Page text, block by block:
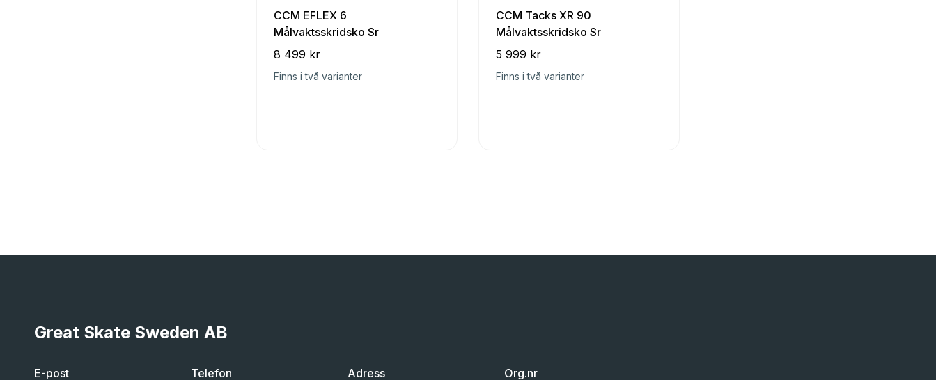
CCM EFLEX 6
Målvaktsskridsko Sr
8 499 kr
Finns i två varianter
CCM Tacks XR 90
Målvaktsskridsko Sr
5 999 kr
Finns i två varianter
Great Skate Sweden AB
E-post Telefon Adress Org.nr